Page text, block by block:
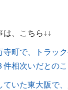
は、こちら↓↓
寺町で、トラッ
相次いだとのこ
ていた東大阪で